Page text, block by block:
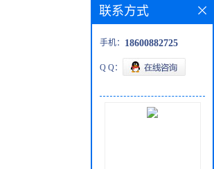
联系方式
手机： 18600882725
Q Q：